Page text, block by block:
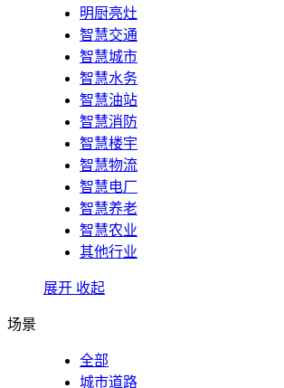
明厨亮灶
智慧交通
智慧城市
智慧水务
智慧油站
智慧消防
智慧楼宇
智慧物流
智慧电厂
智慧养老
智慧农业
其他行业
展开 收起
场景
全部
城市道路